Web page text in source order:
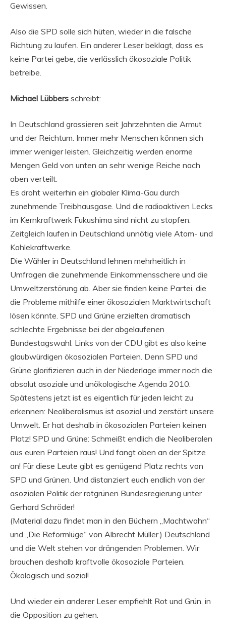
Gewissen.
Also die SPD solle sich hüten, wieder in die falsche
Richtung zu laufen. Ein anderer Leser beklagt, dass es
keine Partei gebe, die verlässlich ökosoziale Politik
betreibe.
Michael Lübbers schreibt:
In Deutschland grassieren seit Jahrzehnten die Armut
und der Reichtum. Immer mehr Menschen können sich
immer weniger leisten. Gleichzeitig werden enorme
Mengen Geld von unten an sehr wenige Reiche nach
oben verteilt.
Es droht weiterhin ein globaler Klima-Gau durch
zunehmende Treibhausgase. Und die radioaktiven Lecks
im Kernkraftwerk Fukushima sind nicht zu stopfen.
Zeitgleich laufen in Deutschland unnötig viele Atom- und
Kohlekraftwerke.
Die Wähler in Deutschland lehnen mehrheitlich in
Umfragen die zunehmende Einkommensschere und die
Umweltzerstörung ab. Aber sie finden keine Partei, die
die Probleme mithilfe einer ökosozialen Marktwirtschaft
lösen könnte. SPD und Grüne erzielten dramatisch
schlechte Ergebnisse bei der abgelaufenen
Bundestagswahl. Links von der CDU gibt es also keine
glaubwürdigen ökosozialen Parteien. Denn SPD und
Grüne glorifizieren auch in der Niederlage immer noch die
absolut asoziale und unökologische Agenda 2010.
Spätestens jetzt ist es eigentlich für jeden leicht zu
erkennen: Neoliberalismus ist asozial und zerstört unsere
Umwelt. Er hat deshalb in ökosozialen Parteien keinen
Platz! SPD und Grüne: Schmeißt endlich die Neoliberalen
aus euren Parteien raus! Und fangt oben an der Spitze
an! Für diese Leute gibt es genügend Platz rechts von
SPD und Grünen. Und distanziert euch endlich von der
asozialen Politik der rotgrünen Bundesregierung unter
Gerhard Schröder!
(Material dazu findet man in den Büchern „Machtwahn“
und „Die Reformlüge“ von Albrecht Müller.) Deutschland
und die Welt stehen vor drängenden Problemen. Wir
brauchen deshalb kraftvolle ökosoziale Parteien.
Ökologisch und sozial!
Und wieder ein anderer Leser empfiehlt Rot und Grün, in
die Opposition zu gehen.